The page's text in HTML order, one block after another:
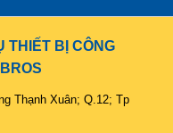
THIẾT BỊ CÔNG
Thạnh Xuân; Q.12; Tp